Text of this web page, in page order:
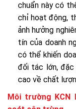
chuẩn này có
chỉ hoạt động,
ảnh hưởng
tín của doanh
có thể khiến
đối tác lớn,
cao về chất
Môi trường